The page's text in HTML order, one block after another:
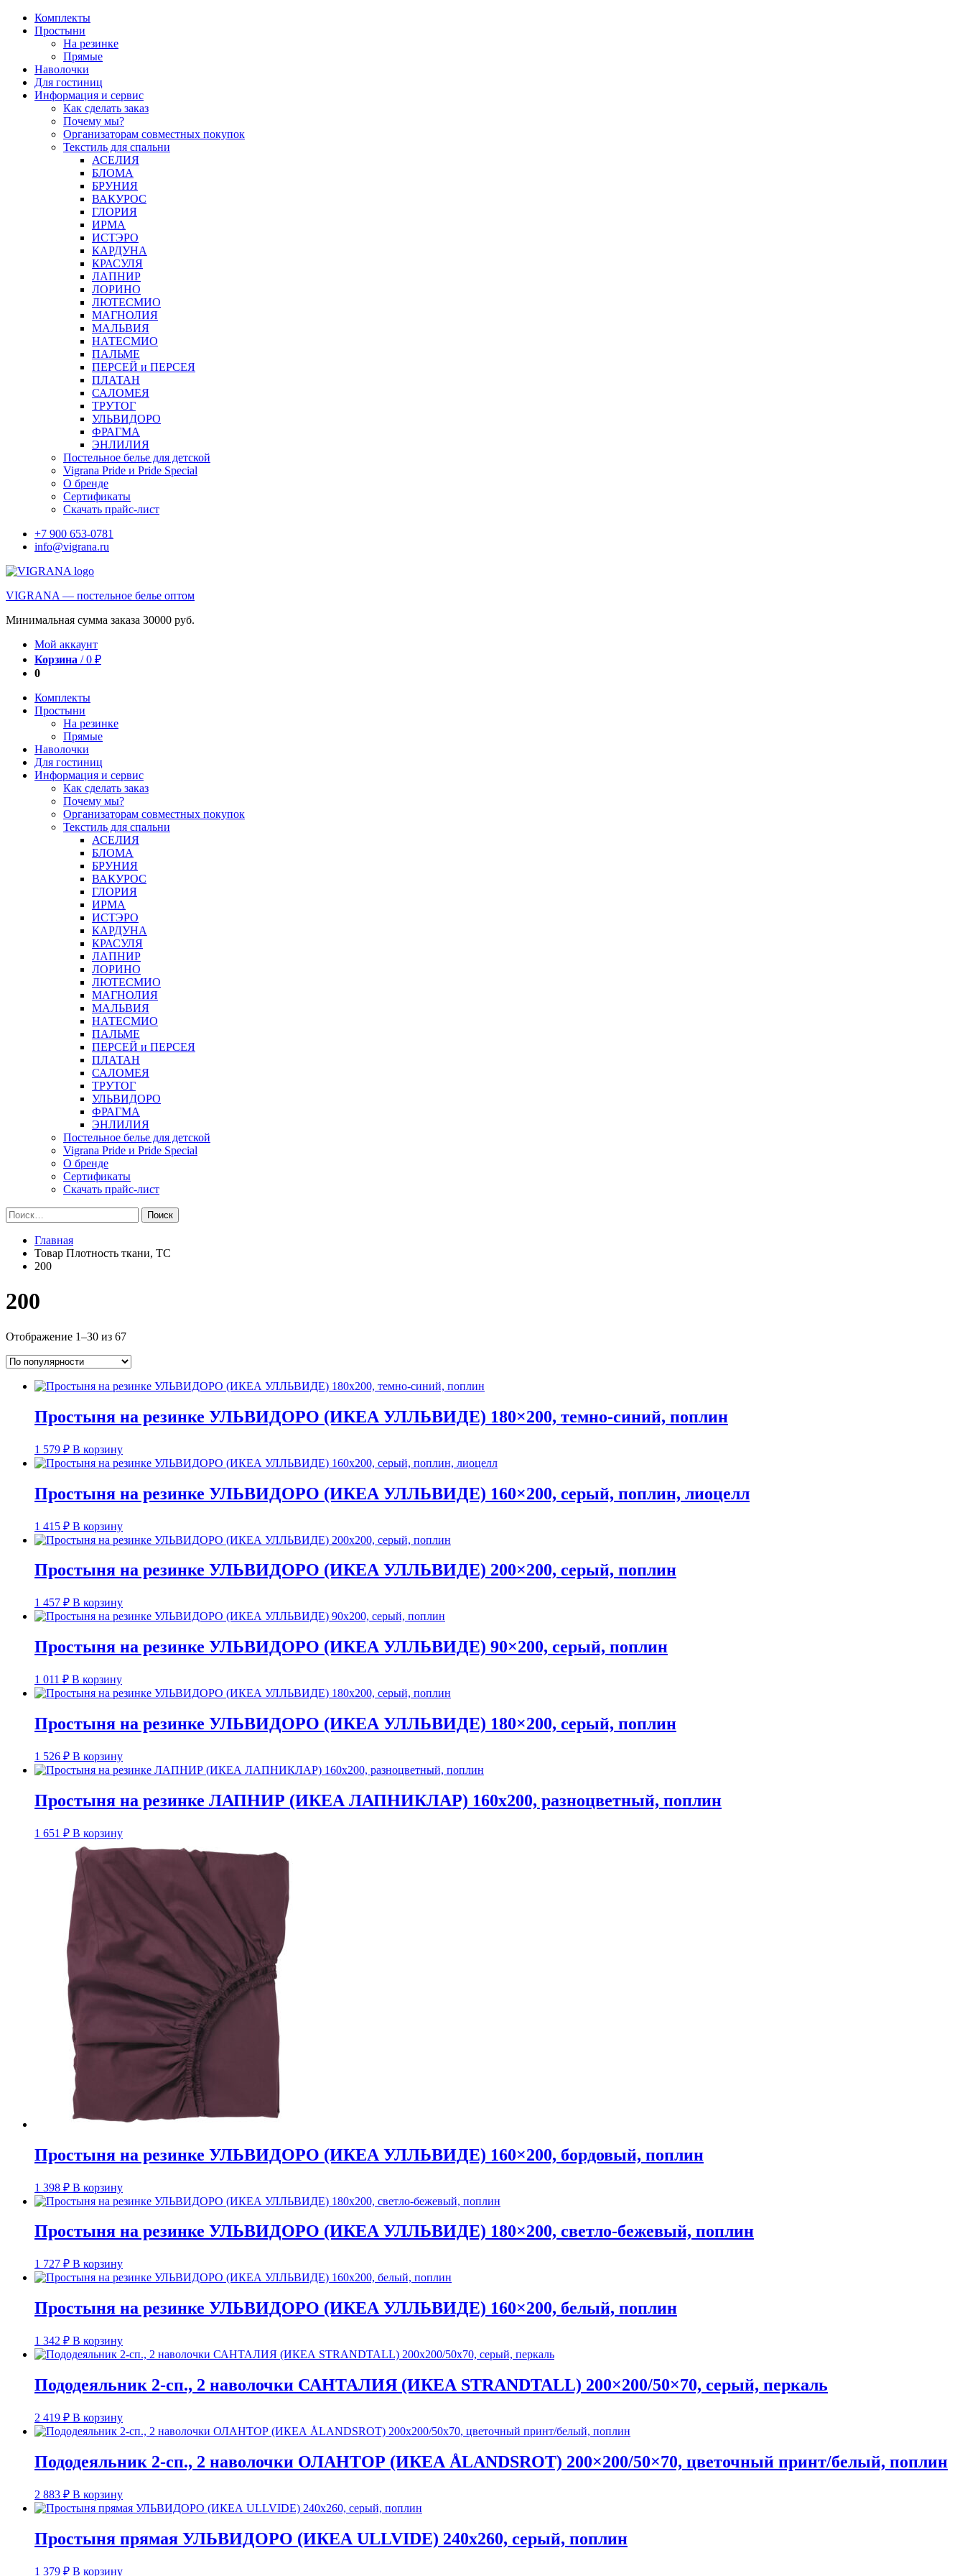
Перейти
содержимому
Комплекты
Простыни
На резинке
Прямые
Наволочки
Для гостиниц
Информация и сервис
Как сделать заказ
Почему мы?
Организаторам совместных покупок
Текстиль для спальни
АСЕЛИЯ
БЛОМА
БРУНИЯ
ВАКУРОС
ГЛОРИЯ
ИРМА
ИСТЭРО
КАРДУНА
КРАСУЛЯ
ЛАПНИР
ЛОРИНО
ЛЮТЕСМИО
МАГНОЛИЯ
МАЛЬВИЯ
НАТЕСМИО
ПАЛЬМЕ
ПЕРСЕЙ и ПЕРСЕЯ
ПЛАТАН
САЛОМЕЯ
ТРУТОГ
УЛЬВИДОРО
ФРАГМА
ЭНЛИЛИЯ
Постельное белье для детской
Vigrana Pride и Pride Special
О бренде
Сертификаты
Скачать прайс-лист
+7 900 653-0781
info@vigrana.ru
VIGRANA — постельное белье оптом
Минимальная сумма заказа 30000 руб.
Мой аккаунт
Корзина /0 ₽
0
Комплекты
Простыни
На резинке
Прямые
Наволочки
Для гостиниц
Информация и сервис
Как сделать заказ
Почему мы?
Организаторам совместных покупок
Текстиль для спальни
АСЕЛИЯ
БЛОМА
БРУНИЯ
ВАКУРОС
ГЛОРИЯ
ИРМА
ИСТЭРО
КАРДУНА
КРАСУЛЯ
ЛАПНИР
ЛОРИНО
ЛЮТЕСМИО
МАГНОЛИЯ
МАЛЬВИЯ
НАТЕСМИО
ПАЛЬМЕ
ПЕРСЕЙ и ПЕРСЕЯ
ПЛАТАН
САЛОМЕЯ
ТРУТОГ
УЛЬВИДОРО
ФРАГМА
ЭНЛИЛИЯ
Постельное белье для детской
Vigrana Pride и Pride Special
О бренде
Сертификаты
Скачать прайс-лист
Найти:
Главная
Товар Плотность ткани, TC
200
200
Отображение 1–30 из 67Сортировка:
популярности
Простыня на резинке УЛЬВИДОРО (ИКЕА УЛЛЬВИДЕ) 180×200, темно-синий, поплин
1 579 ₽ В корзину
Простыня на резинке УЛЬВИДОРО (ИКЕА УЛЛЬВИДЕ) 160×200, серый, поплин, лиоцелл
1 415 ₽ В корзину
Простыня на резинке УЛЬВИДОРО (ИКЕА УЛЛЬВИДЕ) 200×200, серый, поплин
1 457 ₽ В корзину
Простыня на резинке УЛЬВИДОРО (ИКЕА УЛЛЬВИДЕ) 90×200, серый, поплин
1 011 ₽ В корзину
Простыня на резинке УЛЬВИДОРО (ИКЕА УЛЛЬВИДЕ) 180×200, серый, поплин
1 526 ₽ В корзину
Простыня на резинке ЛАПНИР (ИКЕА ЛАПНИКЛАР) 160х200, разноцветный, поплин
1 651 ₽ В корзину
Простыня на резинке УЛЬВИДОРО (ИКЕА УЛЛЬВИДЕ) 160×200, бордовый, поплин
1 398 ₽ В корзину
Простыня на резинке УЛЬВИДОРО (ИКЕА УЛЛЬВИДЕ) 180×200, светло-бежевый, поплин
1 727 ₽ В корзину
Простыня на резинке УЛЬВИДОРО (ИКЕА УЛЛЬВИДЕ) 160×200, белый, поплин
1 342 ₽ В корзину
Пододеяльник 2-сп., 2 наволочки САНТАЛИЯ (ИКЕА STRANDTALL) 200×200/50×70, серый, перкаль
2 419 ₽ В корзину
Пододеяльник 2-сп., 2 наволочки ОЛАНТОР (ИКЕА ÅLANDSROT) 200×200/50×70, цветочный принт/белый, поплин
2 883 ₽ В корзину
Простыня прямая УЛЬВИДОРО (ИКЕА ULLVIDE) 240х260, серый, поплин
1 379 ₽ В корзину